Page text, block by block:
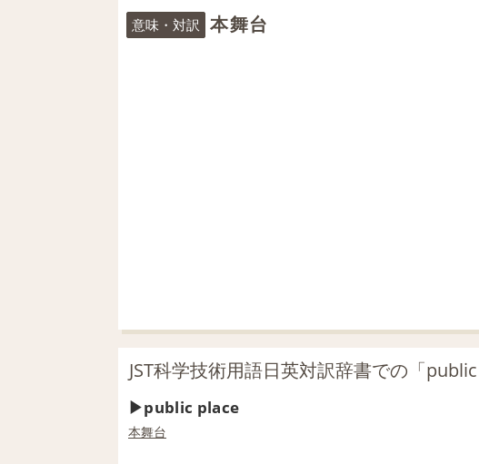
意味・対訳 本舞台
JST科学技術用語日英対訳辞書での「
public place
本舞台